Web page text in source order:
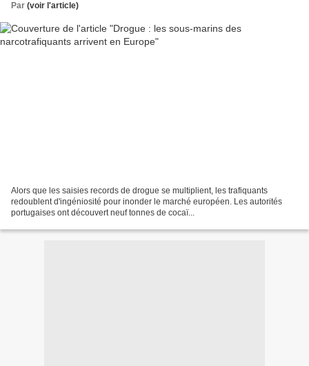
Par (voir l'article)
Alors que les saisies records de drogue se multiplient, les trafiquants
redoublent d'ingéniosité pour inonder le marché européen. Les autorités
portugaises ont découvert neuf tonnes de cocaï...